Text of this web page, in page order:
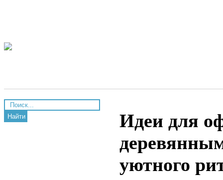
Найти
Идеи для
уютного